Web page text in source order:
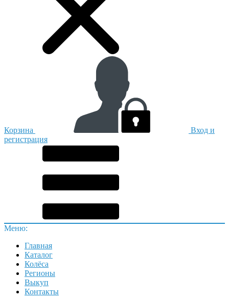
Корзина
Вход и
регистрация
Меню:
Главная
Каталог
Колёса
Регионы
Выкуп
Контакты